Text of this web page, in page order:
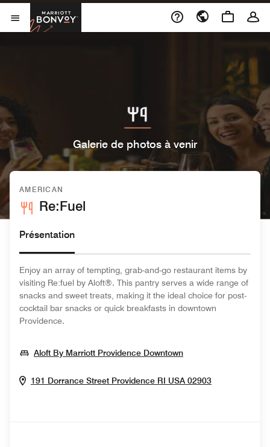
Skip to Content
Ouvrir le menu
Marriott Bonvoy
Galerie de photos à venir
AMERICAN
Re:Fuel
Présentation
Enjoy an array of tempting, grab-and-go restaurant items by
visiting Re:fuel by Aloft®. This pantry serves a wide range of
snacks and sweet treats, making it the ideal choice for post-
cocktail bar snacks or quick breakfasts in downtown
Providence.
Aloft By Marriott Providence DowntownOpens In New
191 Dorrance Street Providence RI USA 02903Opens In